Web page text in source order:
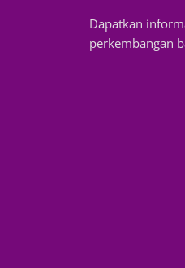
Dapatkan
perkembangan